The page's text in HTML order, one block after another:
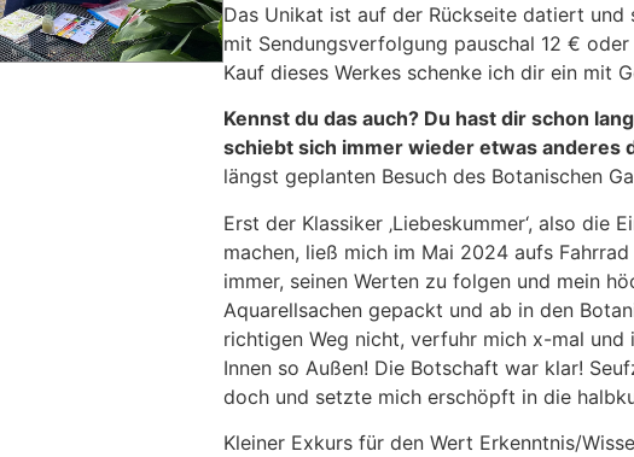
Das Unikat ist auf der Rückseite datiert und
mit Sendungsverfolgung pauschal 12 €
Kauf dieses Werkes schenke ich dir ein mit
Kennst du das auch? Du hast dir schon
schiebt sich immer wieder etwas anderes
längst geplanten Besuch des Botanischen
Erst der Klassiker ‚Liebeskummer‘, also die
machen, ließ mich im Mai 2024 aufs
immer, seinen Werten zu folgen und mein
Aquarellsachen gepackt und ab in den
richtigen Weg nicht, verfuhr mich x-mal
Innen so Außen! Die Botschaft war klar!
doch und setzte mich erschöpft in die
Kleiner Exkurs für den Wert Erkenntnis/